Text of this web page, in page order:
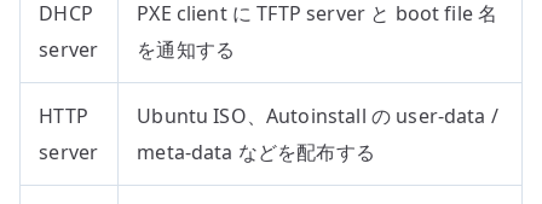
DHCP
server
PXE client に TFTP server と boot file 名
を通知する
HTTP
server
Ubuntu ISO、Autoinstall の user-data /
meta-data などを配布する